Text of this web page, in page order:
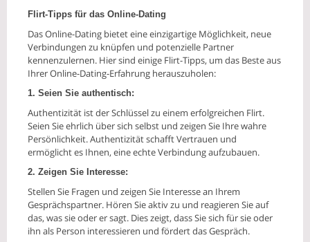
Flirt-Tipps für das Online-Dating
Das Online-Dating bietet eine einzigartige Möglichkeit, neue
Verbindungen zu knüpfen und potenzielle Partner
kennenzulernen. Hier sind einige Flirt-Tipps, um das Beste aus
Ihrer Online-Dating-Erfahrung herauszuholen:
1. Seien Sie authentisch:
Authentizität ist der Schlüssel zu einem erfolgreichen Flirt.
Seien Sie ehrlich über sich selbst und zeigen Sie Ihre wahre
Persönlichkeit. Authentizität schafft Vertrauen und
ermöglicht es Ihnen, eine echte Verbindung aufzubauen.
2. Zeigen Sie Interesse:
Stellen Sie Fragen und zeigen Sie Interesse an Ihrem
Gesprächspartner. Hören Sie aktiv zu und reagieren Sie auf
das, was sie oder er sagt. Dies zeigt, dass Sie sich für sie oder
ihn als Person interessieren und fördert das Gespräch.